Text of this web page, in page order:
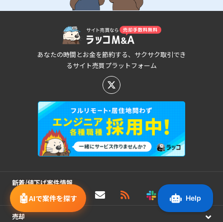
🤖AIで案件を探す
あなたの時間とお金を節約する、サクサク取引でき
るサイト売買プラットフォーム
新着/値下げ案件情報
売却